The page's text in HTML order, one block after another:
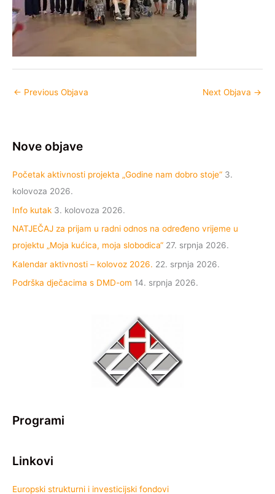
← Previous Objava Next Objava →
Nove objave
Početak aktivnosti projekta „Godine nam dobro stoje“ 3.
kolovoza 2026.
Info kutak 3. kolovoza 2026.
NATJEČAJ za prijam u radni odnos na određeno vrijeme u
projektu „Moja kućica, moja slobodica“ 27. srpnja 2026.
Kalendar aktivnosti – kolovoz 2026. 22. srpnja 2026.
Podrška dječacima s DMD-om 14. srpnja 2026.
Programi
Linkovi
Europski strukturni i investicijski fondovi